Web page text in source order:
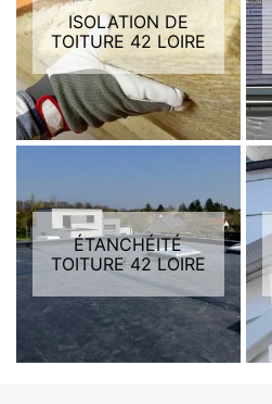
ISOLATION DE
TOITURE 42 LOIRE
ÉTANCHÉITÉ
TOITURE 42 LOIRE